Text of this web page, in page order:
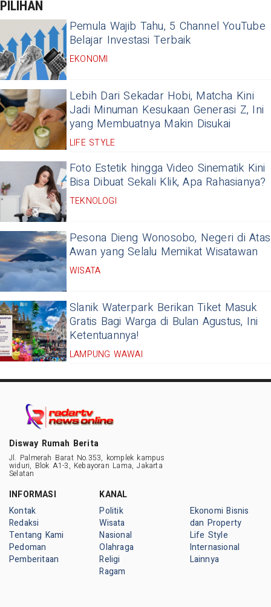
PILIHAN
Pemula Wajib Tahu, 5 Channel YouTube
Belajar Investasi Terbaik
EKONOMI
Lebih Dari Sekadar Hobi, Matcha Kini
Jadi Minuman Kesukaan Generasi Z, Ini
yang Membuatnya Makin Disukai
LIFE STYLE
Foto Estetik hingga Video Sinematik Kini
Bisa Dibuat Sekali Klik, Apa Rahasianya?
TEKNOLOGI
Pesona Dieng Wonosobo, Negeri di Atas
Awan yang Selalu Memikat Wisatawan
WISATA
Slanik Waterpark Berikan Tiket Masuk
Gratis Bagi Warga di Bulan Agustus, Ini
Ketentuannya!
LAMPUNG WAWAI
Disway Rumah Berita
Jl. Palmerah Barat No.353, komplek kampus
widuri, Blok A1-3, Kebayoran Lama, Jakarta
Selatan
INFORMASI
Kontak
Redaksi
Tentang Kami
Pedoman
Pemberitaan
KANAL
Politik
Wisata
Nasional
Olahraga
Religi
Ragam
Ekonomi Bisnis
dan Property
Life Style
Internasional
Lainnya